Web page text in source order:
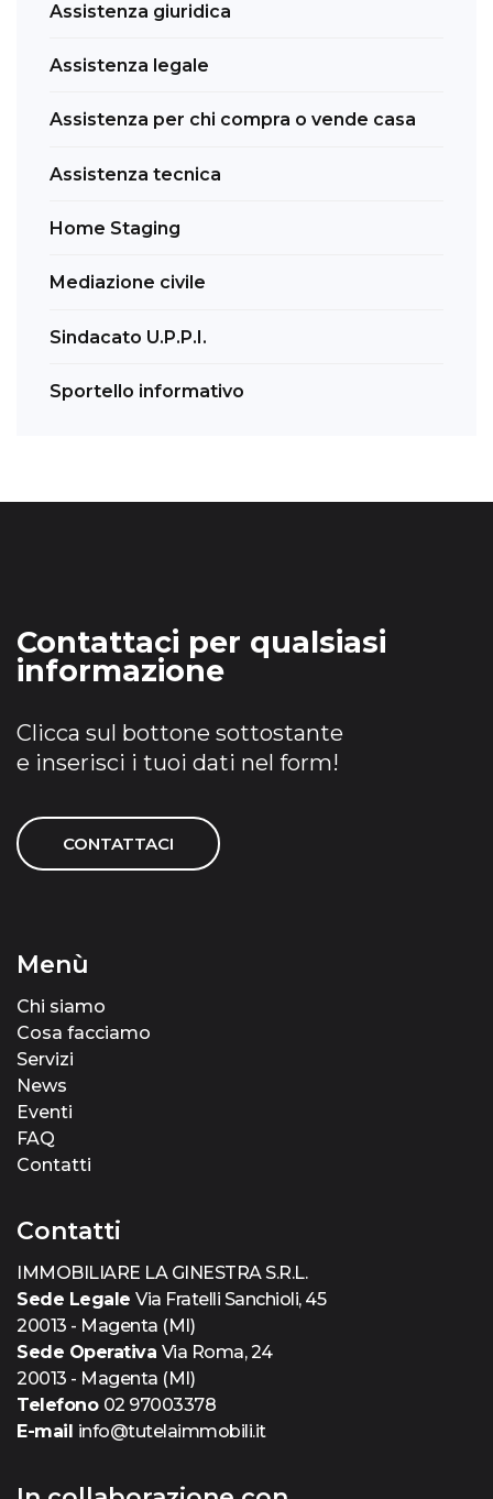
Assistenza giuridica
Assistenza legale
Assistenza per chi compra o vende casa
Assistenza tecnica
Home Staging
Mediazione civile
Sindacato U.P.P.I.
Sportello informativo
Contattaci per qualsiasi
informazione
Clicca sul bottone sottostante
e inserisci i tuoi dati nel form!
CONTATTACI
Menù
Chi siamo
Cosa facciamo
Servizi
News
Eventi
FAQ
Contatti
Contatti
IMMOBILIARE LA GINESTRA S.R.L.
Sede Legale Via Fratelli Sanchioli, 45
20013 - Magenta (MI)
Sede Operativa Via Roma, 24
20013 - Magenta (MI)
Telefono 02 97003378
E-mail info@tutelaimmobili.it